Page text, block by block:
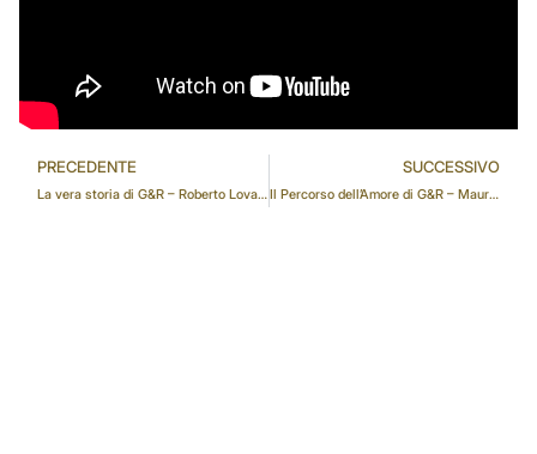
PRECEDENTE
La vera storia di G&R – Roberto Lovato
SUCCESSIVO
Il Percorso dell’Amore di G&R – Maurizio Franz